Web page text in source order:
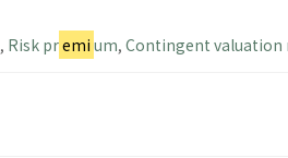
, Risk premi um, Contingent valuation